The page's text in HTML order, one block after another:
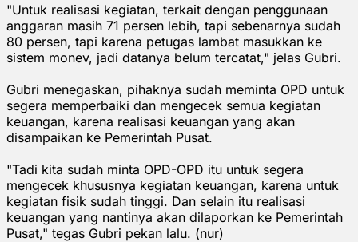
"Untuk realisasi kegiatan, terkait dengan penggunaan
anggaran masih 71 persen lebih, tapi sebenarnya sudah
80 persen, tapi karena petugas lambat masukkan ke
sistem monev, jadi datanya belum tercatat," jelas Gubri.
Gubri menegaskan, pihaknya sudah meminta OPD untuk
segera memperbaiki dan mengecek semua kegiatan
keuangan, karena realisasi keuangan yang akan
disampaikan ke Pemerintah Pusat.
"Tadi kita sudah minta OPD-OPD itu untuk segera
mengecek khususnya kegiatan keuangan, karena untuk
kegiatan fisik sudah tinggi. Dan selain itu realisasi
keuangan yang nantinya akan dilaporkan ke Pemerintah
Pusat," tegas Gubri pekan lalu. (nur)